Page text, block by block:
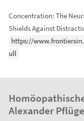
Concentration: The
Shields Against
https://
ull
Alexander